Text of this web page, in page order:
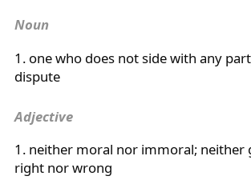
Noun
1. one who does not side with any
dispute
Adjective
1. neither moral nor immoral; neither
right nor wrong